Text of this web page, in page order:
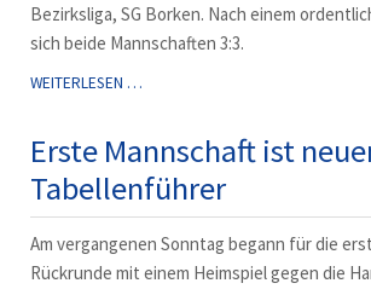
Bezirksliga, SG Borken. Nach einem
sich beide Mannschaften 3:3.
WEITERLESEN …ERSTE
SG
BORKEN
Erste Mannschaft ist
Tabellenführer
Am vergangenen Sonntag begann für die
Rückrunde mit einem Heimspiel gegen die